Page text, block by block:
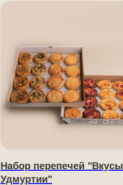
Набор перепечей "Вкусы
Удмуртии"